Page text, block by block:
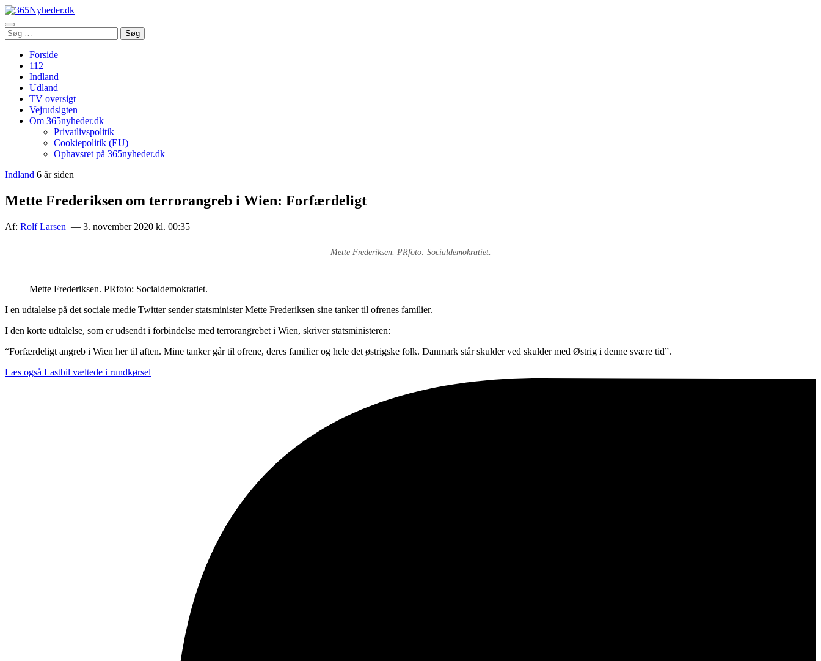
Åbn
menu
Søg
efter:
Søg
Forside
112
Indland
Udland
TV oversigt
Vejrudsigten
Om 365nyheder.dk
Privatlivspolitik
Cookiepolitik (EU)
Ophavsret på 365nyheder.dk
Indland 6 år siden
Mette Frederiksen om terrorangreb i Wien: Forfærdeligt
Af: Rolf Larsen — 3. november 2020 kl. 00:35
Mette Frederiksen. PRfoto: Socialdemokratiet.
Mette Frederiksen. PRfoto: Socialdemokratiet.
I en udtalelse på det sociale medie Twitter sender statsminister Mette Frederiksen sine tanker til ofrenes familier.
I den korte udtalelse, som er udsendt i forbindelse med terrorangrebet i Wien, skriver statsministeren:
“Forfærdeligt angreb i Wien her til aften. Mine tanker går til ofrene, deres familier og hele det østrigske folk. Danmark står skulder ved skulder med Østrig i denne svære tid”.
Læs også Lastbil væltede i rundkørsel